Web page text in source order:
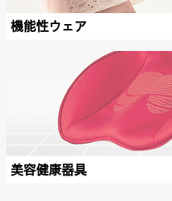
機能性ウェア
美容健康器具